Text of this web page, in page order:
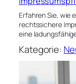
Erfahren Sie, wie
rechtssichere
eine
Kategorie: